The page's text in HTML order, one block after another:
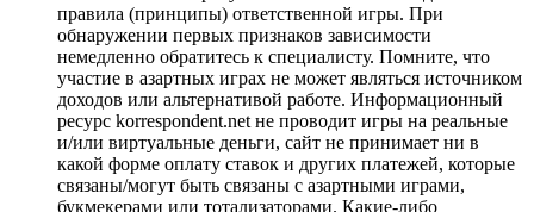
правила (принципы) ответственной игры. При
обнаружении первых признаков зависимости
немедленно обратитесь к специалисту. Помните, что
участие в азартных играх не может являться источником
доходов или альтернативой работе. Информационный
ресурс korrespondent.net не проводит игры на реальные
и/или виртуальные деньги, сайт не принимает ни в
какой форме оплату ставок и других платежей, которые
связаны/могут быть связаны с азартными играми,
букмекерами или тотализаторами. Какие-либо